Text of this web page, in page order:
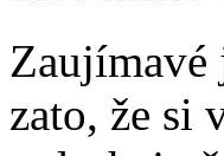
Zaujímavé
zato, že si